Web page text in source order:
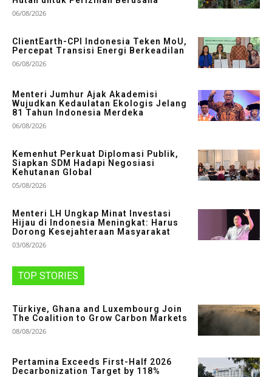
06/08/2026
ClientEarth-CPI Indonesia Teken MoU,
Percepat Transisi Energi Berkeadilan
06/08/2026
Menteri Jumhur Ajak Akademisi
Wujudkan Kedaulatan Ekologis Jelang
81 Tahun Indonesia Merdeka
06/08/2026
Kemenhut Perkuat Diplomasi Publik,
Siapkan SDM Hadapi Negosiasi
Kehutanan Global
05/08/2026
Menteri LH Ungkap Minat Investasi
Hijau di Indonesia Meningkat: Harus
Dorong Kesejahteraan Masyarakat
03/08/2026
TOP STORIES
Türkiye, Ghana and Luxembourg Join
The Coalition to Grow Carbon Markets
08/08/2026
Pertamina Exceeds First-Half 2026
Decarbonization Target by 118%